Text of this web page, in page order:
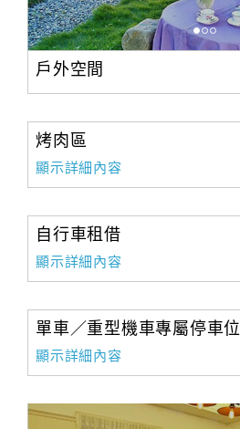
戶外空間
烤肉區
顯示詳細內容
自行車租借
顯示詳細內容
單車／重型機車專屬停車位
顯示詳細內容